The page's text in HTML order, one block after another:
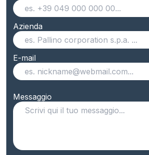
Azienda
E-mail
Messaggio